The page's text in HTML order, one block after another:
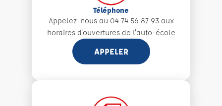
Téléphone
Appelez-nous au 04 74 56 87 93 aux
horaires d'ouvertures de l'auto-école
APPELER